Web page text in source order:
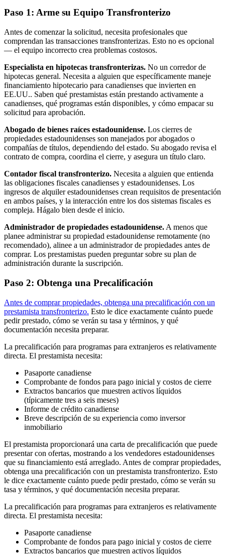
Paso 1: Arme su Equipo Transfronterizo
Antes de comenzar la solicitud, necesita profesionales que
comprendan las transacciones transfronterizas. Esto no es opcional
— el equipo incorrecto crea problemas costosos.
Especialista en hipotecas transfronterizas. No un corredor de
hipotecas general. Necesita a alguien que específicamente maneje
financiamiento hipotecario para canadienses que invierten en
EE.UU.. Saben qué prestamistas están prestando activamente a
canadienses, qué programas están disponibles, y cómo empacar su
solicitud para aprobación.
Abogado de bienes raíces estadounidense. Los cierres de
propiedades estadounidenses son manejados por abogados o
compañías de títulos, dependiendo del estado. Su abogado revisa el
contrato de compra, coordina el cierre, y asegura un título claro.
Contador fiscal transfronterizo. Necesita a alguien que entienda
las obligaciones fiscales canadienses y estadounidenses. Los
ingresos de alquiler estadounidenses crean requisitos de presentación
en ambos países, y la interacción entre los dos sistemas fiscales es
compleja. Hágalo bien desde el inicio.
Administrador de propiedades estadounidense. A menos que
planee administrar su propiedad estadounidense remotamente (no
recomendado), alinee a un administrador de propiedades antes de
comprar. Los prestamistas pueden preguntar sobre su plan de
administración durante la suscripción.
Paso 2: Obtenga una Precalificación
Antes de comprar propiedades, obtenga una precalificación con un
prestamista transfronterizo. Esto le dice exactamente cuánto puede
pedir prestado, cómo se verán su tasa y términos, y qué
documentación necesita preparar.
La precalificación para programas para extranjeros es relativamente
directa. El prestamista necesita:
Pasaporte canadiense
Comprobante de fondos para pago inicial y costos de cierre
Extractos bancarios que muestren activos líquidos
(típicamente tres a seis meses)
Informe de crédito canadiense
Breve descripción de su experiencia como inversor
inmobiliario
El prestamista proporcionará una carta de precalificación que puede
presentar con ofertas, mostrando a los vendedores estadounidenses
que su financiamiento está arreglado. Antes de comprar propiedades,
obtenga una precalificación con un prestamista transfronterizo. Esto
le dice exactamente cuánto puede pedir prestado, cómo se verán su
tasa y términos, y qué documentación necesita preparar.
La precalificación para programas para extranjeros es relativamente
directa. El prestamista necesita:
Pasaporte canadiense
Comprobante de fondos para pago inicial y costos de cierre
Extractos bancarios que muestren activos líquidos